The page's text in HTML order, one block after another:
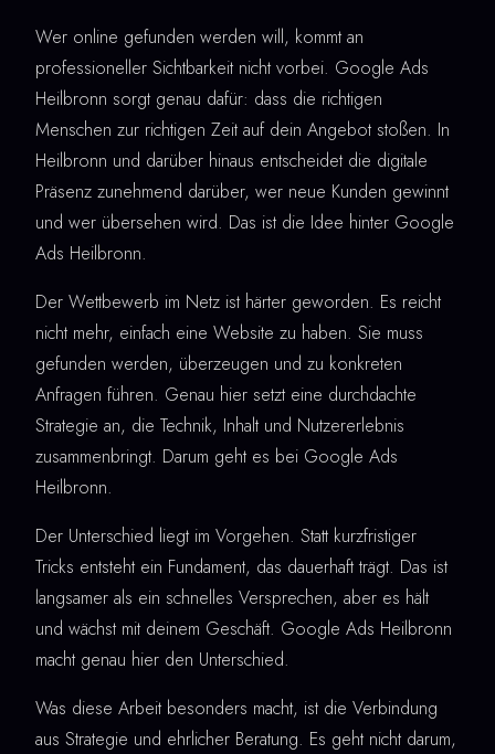
Wer online gefunden werden will, kommt an
professioneller Sichtbarkeit nicht vorbei. Google Ads
Heilbronn sorgt genau dafür: dass die richtigen
Menschen zur richtigen Zeit auf dein Angebot stoßen. In
Heilbronn und darüber hinaus entscheidet die digitale
Präsenz zunehmend darüber, wer neue Kunden gewinnt
und wer übersehen wird. Das ist die Idee hinter Google
Ads Heilbronn.
Der Wettbewerb im Netz ist härter geworden. Es reicht
nicht mehr, einfach eine Website zu haben. Sie muss
gefunden werden, überzeugen und zu konkreten
Anfragen führen. Genau hier setzt eine durchdachte
Strategie an, die Technik, Inhalt und Nutzererlebnis
zusammenbringt. Darum geht es bei Google Ads
Heilbronn.
Der Unterschied liegt im Vorgehen. Statt kurzfristiger
Tricks entsteht ein Fundament, das dauerhaft trägt. Das ist
langsamer als ein schnelles Versprechen, aber es hält
und wächst mit deinem Geschäft. Google Ads Heilbronn
macht genau hier den Unterschied.
Was diese Arbeit besonders macht, ist die Verbindung
aus Strategie und ehrlicher Beratung. Es geht nicht darum,